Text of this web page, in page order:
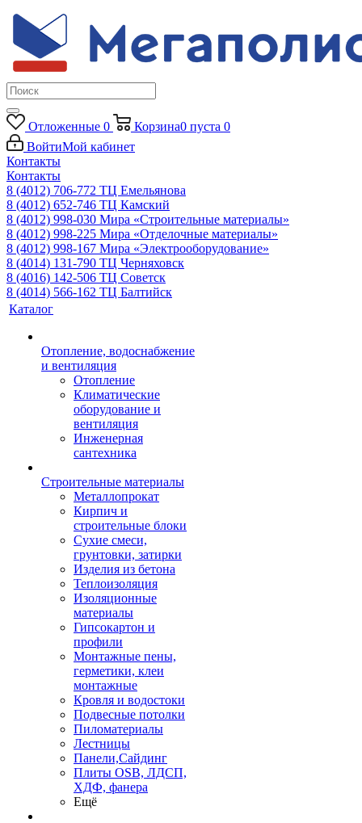
Отложенные 0 Корзина0 пуста 0
ВойтиМой кабинет
Контакты
Контакты
8 (4012) 706-772 ТЦ Емельянова
8 (4012) 652-746 ТЦ Камский
8 (4012) 998-030 Мира «Строительные материалы»
8 (4012) 998-225 Мира «Отделочные материалы»
8 (4012) 998-167 Мира «Электрооборудование»
8 (4014) 131-790 ТЦ Черняховск
8 (4016) 142-506 ТЦ Советск
8 (4014) 566-162 ТЦ Балтийск
Каталог
Отопление, водоснабжение
и вентиляция
Отопление
Климатические
оборудование и
вентиляция
Инженерная
сантехника
Строительные материалы
Металлопрокат
Кирпич и
строительные блоки
Сухие смеси,
грунтовки, затирки
Изделия из бетона
Теплоизоляция
Изоляционные
материалы
Гипсокартон и
профили
Монтажные пены,
герметики, клеи
монтажные
Кровля и водостоки
Подвесные потолки
Пиломатериалы
Лестницы
Панели,Сайдинг
Плиты OSB, ЛДСП,
ХДФ, фанера
Ещё